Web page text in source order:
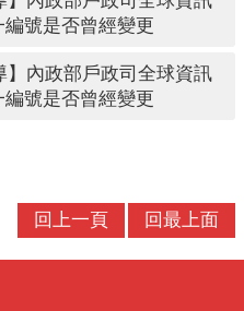
號是否曾經變更
】內政部戶政司全球資訊
號是否曾經變更
回上一頁 回最上面